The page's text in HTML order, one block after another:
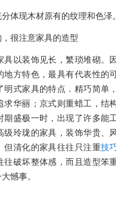
体现木材原有的纹理和色泽。
很注意家具的造型
具以装饰见长，繁琐堆砌。
地方特色，最具有代表性的
明式家具的特点．精巧简单
求华丽；京式则重蜡工，结
期盛极一时，出现了许多能
级玲珑的家具，装饰华贵、
但清化的家具往往只注重技
破坏整体感，而且造型笨
憾事。